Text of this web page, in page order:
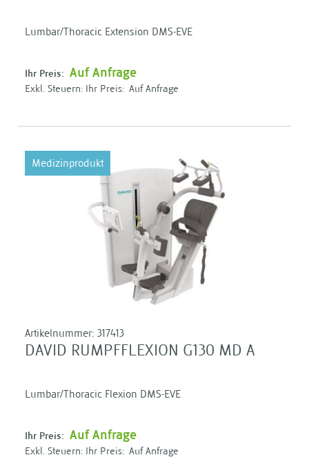
Lumbar/Thoracic Extension DMS-EVE
Ihr Preis: Auf Anfrage
Ihr Preis: Auf Anfrage
Medizinprodukt
Artikelnummer: 317413
DAVID RUMPFFLEXION G130 MD A
Lumbar/Thoracic Flexion DMS-EVE
Ihr Preis: Auf Anfrage
Ihr Preis: Auf Anfrage